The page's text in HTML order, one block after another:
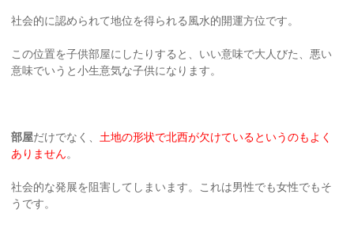
社会的に認められて地位を得られる風水的開運方位です。
この位置を子供部屋にしたりすると、いい意味で大人びた、悪い
意味でいうと小生意気な子供になります。
部屋だけでなく、土地の形状で北西が欠けているというのもよく
ありません。
社会的な発展を阻害してしまいます。これは男性でも女性でもそ
うです。